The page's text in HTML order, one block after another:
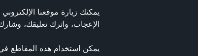
يمكنك زيارة موقعنا الإلكتروني